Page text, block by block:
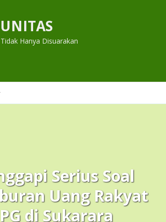
Hanya Disuarakan
Serius Soal
Uang Rakyat
di Sukarara